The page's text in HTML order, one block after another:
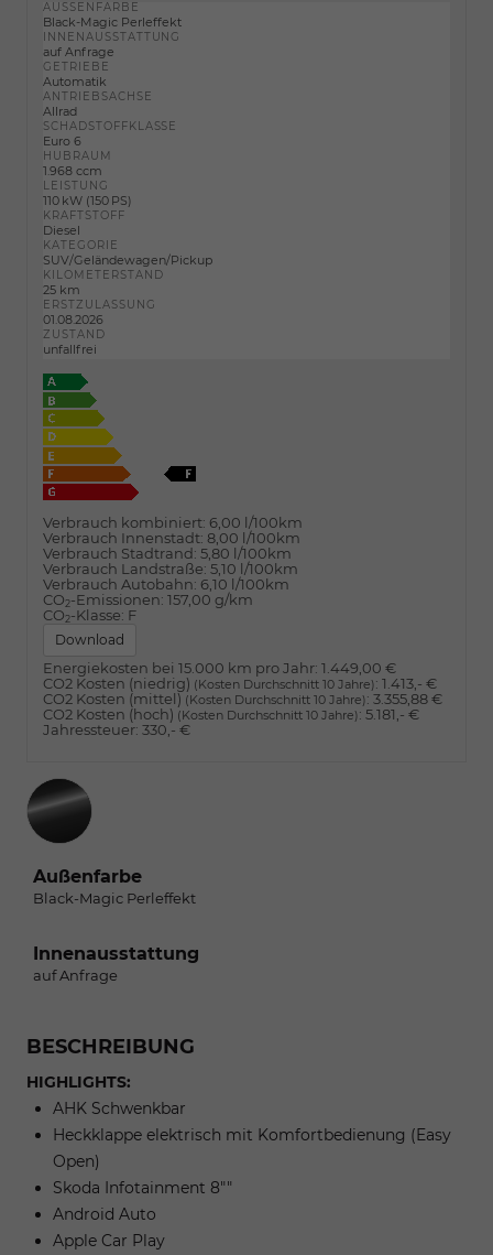
AUSSENFARBE
Black-Magic Perleffekt
INNENAUSSTATTUNG
auf Anfrage
GETRIEBE
Automatik
ANTRIEBSACHSE
Allrad
SCHADSTOFFKLASSE
Euro 6
HUBRAUM
1.968 ccm
LEISTUNG
110 kW (150 PS)
KRAFTSTOFF
Diesel
KATEGORIE
SUV/Geländewagen/Pickup
KILOMETERSTAND
25 km
ERSTZULASSUNG
01.08.2026
ZUSTAND
unfallfrei
Verbrauch kombiniert: 6,00 l/100km
Verbrauch Innenstadt: 8,00 l/100km
Verbrauch Stadtrand: 5,80 l/100km
Verbrauch Landstraße: 5,10 l/100km
Verbrauch Autobahn: 6,10 l/100km
CO2-Emissionen: 157,00 g/km
CO2-Klasse: F
Download
Energiekosten bei 15.000 km pro Jahr: 1.449,00 €
CO2 Kosten (niedrig) (Kosten Durchschnitt 10 Jahre): 1.413,- €
CO2 Kosten (mittel) (Kosten Durchschnitt 10 Jahre): 3.355,88 €
CO2 Kosten (hoch) (Kosten Durchschnitt 10 Jahre): 5.181,- €
Jahressteuer: 330,- €
Außenfarbe
Black-Magic Perleffekt
Innenausstattung
auf Anfrage
BESCHREIBUNG
HIGHLIGHTS:
AHK Schwenkbar
Heckklappe elektrisch mit Komfortbedienung (Easy
Open)
Skoda Infotainment 8""
Android Auto
Apple Car Play